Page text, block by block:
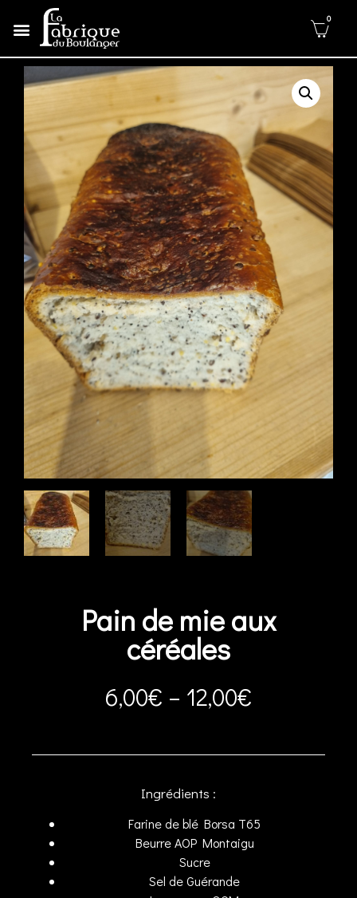
Pain de mie aux
céréales
6,00€ – 12,00€
Ingrédients :
Farine de blé Borsa T65
Beurre AOP Montaigu
Sucre
Sel de Guérande